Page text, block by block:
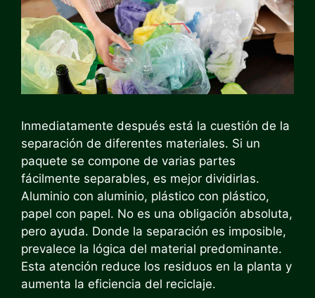
Inmediatamente después está la cuestión de la
separación de diferentes materiales. Si un
paquete se compone de varias partes
fácilmente separables, es mejor dividirlas.
Aluminio con aluminio, plástico con plástico,
papel con papel. No es una obligación absoluta,
pero ayuda. Donde la separación es imposible,
prevalece la lógica del material predominante.
Esta atención reduce los residuos en la planta y
aumenta la eficiencia del reciclaje.